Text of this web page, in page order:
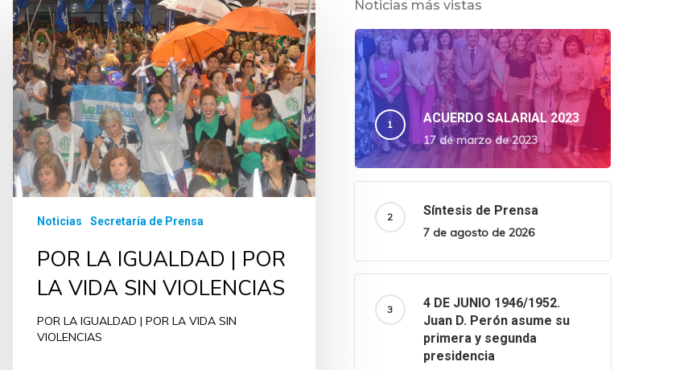
Noticias Secretaría de Prensa
POR LA IGUALDAD | POR
LA VIDA SIN VIOLENCIAS
POR LA IGUALDAD | POR LA VIDA SIN
VIOLENCIAS
Noticias más vistas
ACUERDO SALARIAL 2023
17 de marzo de 2023
Síntesis de Prensa
7 de agosto de 2026
4 DE JUNIO 1946/1952.
Juan D. Perón asume su
primera y segunda
presidencia